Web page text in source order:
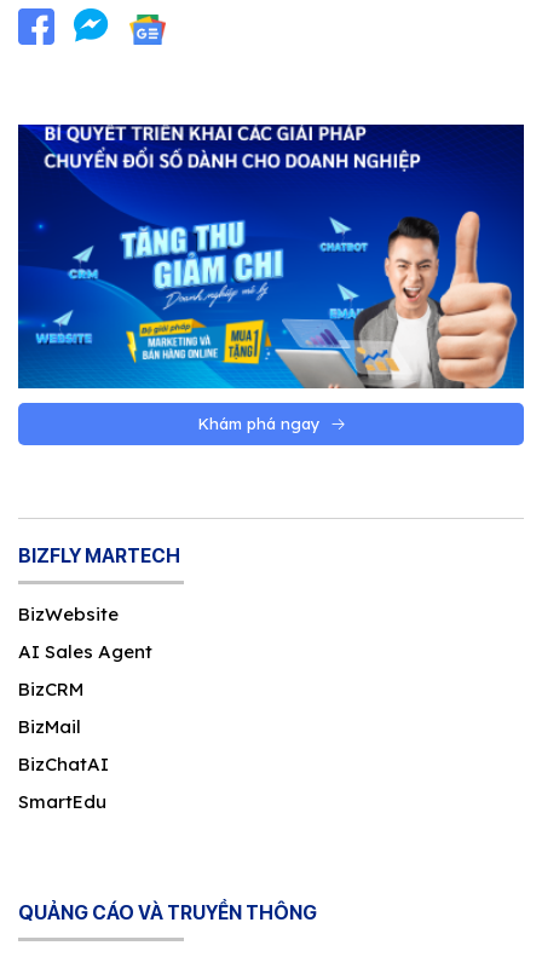
Khám phá ngay
BIZFLY MARTECH
BizWebsite
AI Sales Agent
BizCRM
BizMail
BizChatAI
SmartEdu
QUẢNG CÁO VÀ TRUYỀN THÔNG